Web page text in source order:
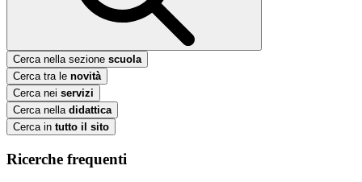
Cerca nella sezione scuola
Cerca tra le novità
Cerca nei servizi
Cerca nella didattica
Cerca in tutto il sito
Ricerche frequenti